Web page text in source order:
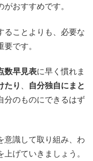
おすすめです。
ることよりも、必要な
です。
数早見表に早く慣れま
たり
自分独自にまと
分のものにできるはず
意識して取り組み、わ
げていきましょう。